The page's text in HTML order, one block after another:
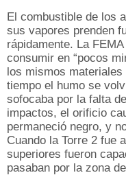
El combustible de los
sus vapores prenden
rápidamente. La
consumir en “pocos
los mismos
tiempo el humo se
sofocaba por la falta
impactos, el orificio
permaneció negro, y
Cuando la Torre 2 fue
superiores fueron
pasaban por la zona